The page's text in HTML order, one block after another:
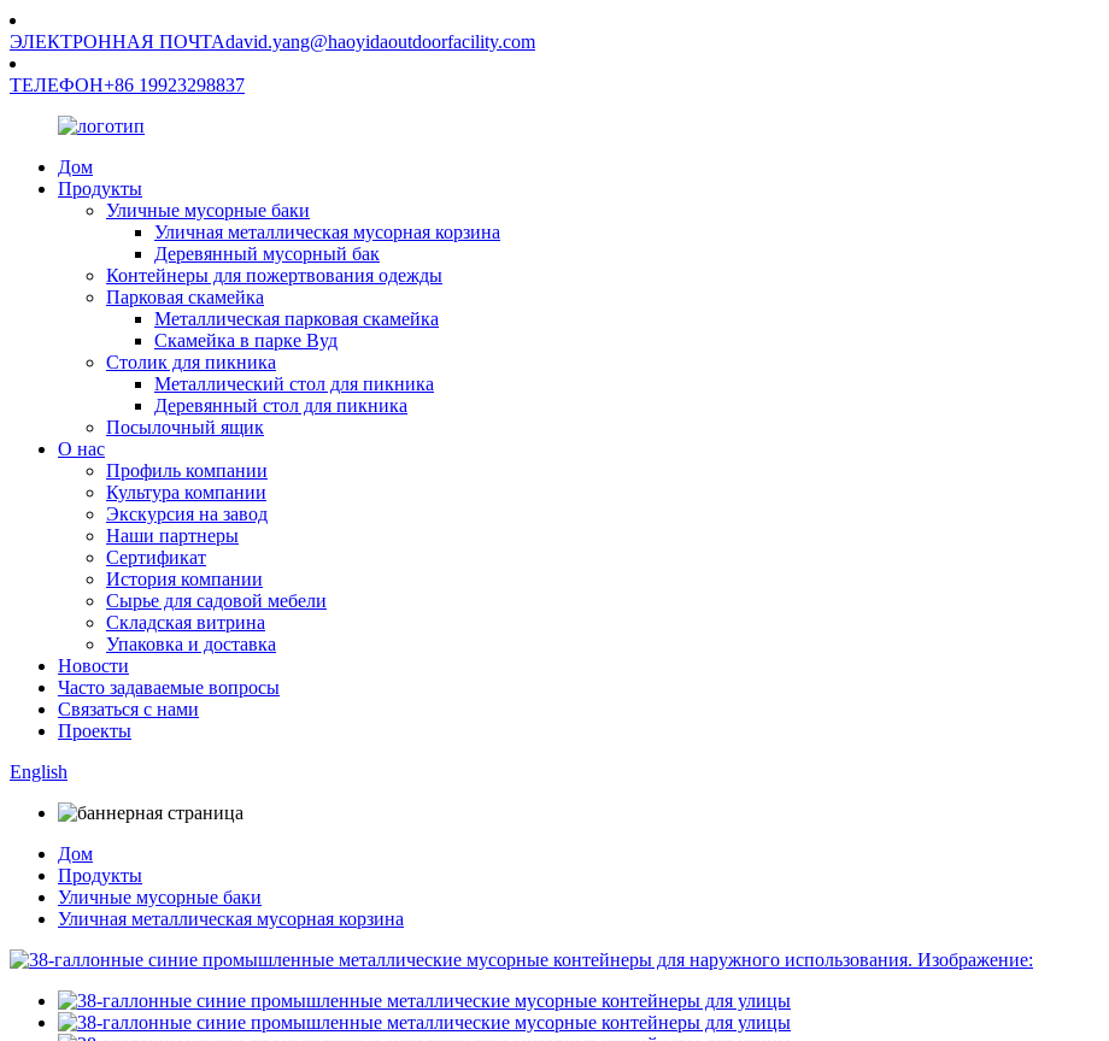
ЭЛЕКТРОННАЯ ПОЧТАdavid.yang@haoyidaoutdoorfacility.com
ТЕЛЕФОН+86 19923298837
Дом
Продукты
Уличные мусорные баки
Уличная металлическая мусорная корзина
Деревянный мусорный бак
Контейнеры для пожертвования одежды
Парковая скамейка
Металлическая парковая скамейка
Скамейка в парке Вуд
Столик для пикника
Металлический стол для пикника
Деревянный стол для пикника
Посылочный ящик
О нас
Профиль компании
Культура компании
Экскурсия на завод
Наши партнеры
Сертификат
История компании
Сырье для садовой мебели
Складская витрина
Упаковка и доставка
Новости
Часто задаваемые вопросы
Связаться с нами
Проекты
English
Дом
Продукты
Уличные мусорные баки
Уличная металлическая мусорная корзина